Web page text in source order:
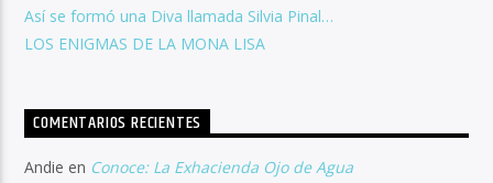
Así se formó una Diva llamada Silvia Pinal…
LOS ENIGMAS DE LA MONA LISA
COMENTARIOS RECIENTES
Andie en Conoce: La Exhacienda Ojo de Agua